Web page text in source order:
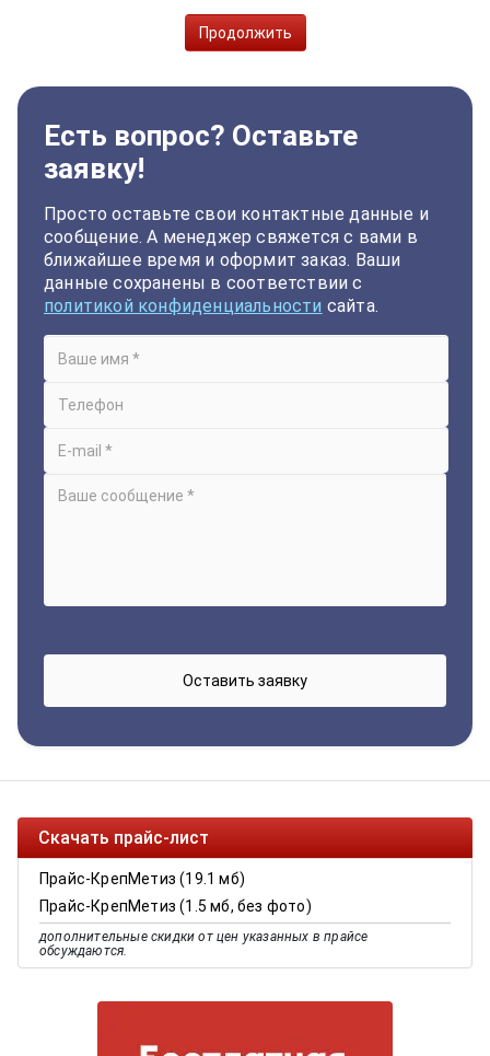
Продолжить
Есть вопрос? Оставьте
заявку!
Просто оставьте свои контактные данные и
сообщение. А менеджер свяжется с вами в
ближайшее время и оформит заказ. Ваши
данные сохранены в соответствии с
политикой конфиденциальности сайта.
Скачать прайс-лист
Прайс-КрепМетиз (19.1 мб)
Прайс-КрепМетиз (1.5 мб, без фото)
дополнительные скидки от цен указанных в прайсе
обсуждаются.